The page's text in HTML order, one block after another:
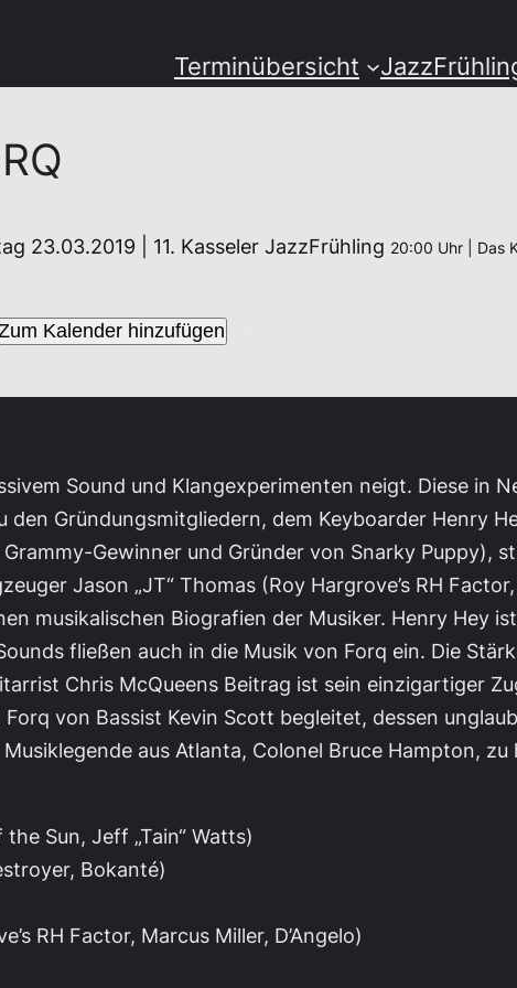
Terminübersicht
23.03.2019 | 11. Kasseler JazzFrühling 20:00 Uhr | Das
Kalender hinzufügen
Sound und Klangexperimenten neigt. Diese in
Gründungsmitgliedern, dem Keyboarder Henry
Gewinner und Gründer von Snarky Puppy),
Jason „JT“ Thomas (Roy Hargrove’s RH
musikalischen Biografien der Musiker. Henry Hey
fließen auch in die Musik von Forq ein. Die
Chris McQueens Beitrag ist sein einzigartiger
von Bassist Kevin Scott begleitet, dessen
aus Atlanta, Colonel Bruce Hampton, zu
Sun, Jeff „Tain“ Watts)
Bokanté)
RH Factor, Marcus Miller, D’Angelo)